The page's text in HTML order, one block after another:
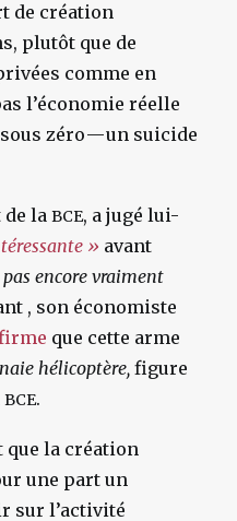
de création
plutôt que de
comme en
l’économie réelle
zéro — un suicide
la BCE, a jugé lui-
» avant
pas encore vraiment
, son économiste
que cette arme
hélicoptère, figure
BCE.
la création
une part un
sur l’activité